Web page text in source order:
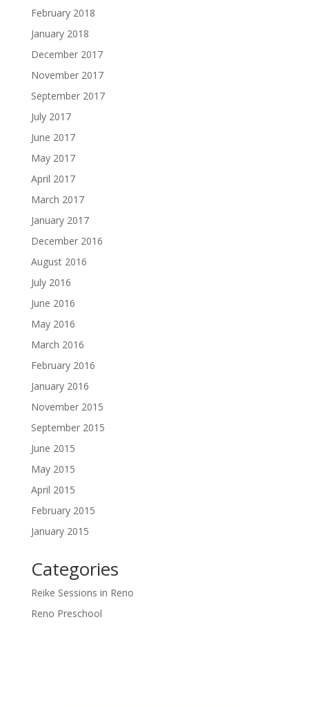
February 2018
January 2018
December 2017
November 2017
September 2017
July 2017
June 2017
May 2017
April 2017
March 2017
January 2017
December 2016
August 2016
July 2016
June 2016
May 2016
March 2016
February 2016
January 2016
November 2015
September 2015
June 2015
May 2015
April 2015
February 2015
January 2015
Categories
Reike Sessions in Reno
Reno Preschool